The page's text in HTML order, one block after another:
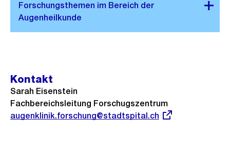
Kontakt
Sarah Eisenstein
Fachbereichsleitung Forschugszentrum
Externer
augenklinik.forschung@stadtspital.ch